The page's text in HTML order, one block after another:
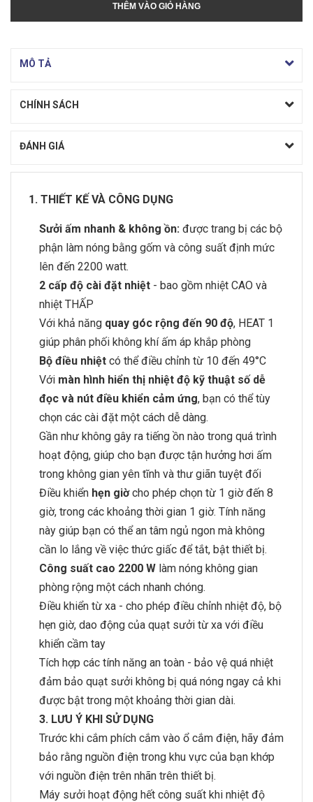
THÊM VÀO GIỎ HÀNG
MÔ TẢ
CHÍNH SÁCH
ĐÁNH GIÁ
1. THIẾT KẾ VÀ CÔNG DỤNG
Sưởi ấm nhanh & không ồn: được trang bị các bộ
phận làm nóng bằng gốm và công suất định mức
lên đến 2200 watt.
2 cấp độ cài đặt nhiệt - bao gồm nhiệt CAO và
nhiệt THẤP
Với khả năng quay góc rộng đến 90 độ, HEAT 1
giúp phân phối không khí ấm áp khắp phòng
Bộ điều nhiệt có thể điều chỉnh từ 10 đến 49°C
Với màn hình hiển thị nhiệt độ kỹ thuật số dễ
đọc và nút điều khiển cảm ứng, bạn có thể tùy
chọn các cài đặt một cách dễ dàng.
Gần như không gây ra tiếng ồn nào trong quá trình
hoạt động, giúp cho bạn được tận hưởng hơi ấm
trong không gian yên tĩnh và thư giãn tuyệt đối
Điều khiển hẹn giờcho phép chọn từ 1 giờ đến 8
giờ, trong các khoảng thời gian 1 giờ. Tính năng
này giúp bạn có thể an tâm ngủ ngon mà không
cần lo lắng về việc thức giấc để tắt, bật thiết bị.
Công suất cao 2200 W làm nóng không gian
phòng rộng một cách nhanh chóng.
Điều khiển từ xa - cho phép điều chỉnh nhiệt độ, bộ
hẹn giờ, dao động của quạt sưởi từ xa với điều
khiển cầm tay
Tích hợp các tính năng an toàn - bảo vệ quá nhiệt
đảm bảo quạt sưởi không bị quá nóng ngay cả khi
được bật trong một khoảng thời gian dài.
3. LƯU Ý KHI SỬ DỤNG
Trước khi cắm phích cắm vào ổ cắm điện, hãy đảm
bảo rằng nguồn điện trong khu vực của bạn khớp
với nguồn điện trên nhãn trên thiết bị.
Máy sưởi hoạt động hết công suất khi nhiệt độ